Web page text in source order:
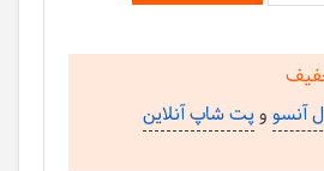
آنسو وپت شاپ آنلاین